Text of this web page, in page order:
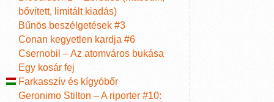
bővített, limitált kiadás)
Bűnös beszélgetések #3
Conan kegyetlen kardja #6
Csernobil – Az atomváros bukása
Egy kosár fej
Farkasszív és kígyóbőr
Geronimo Stilton – A riporter #10: